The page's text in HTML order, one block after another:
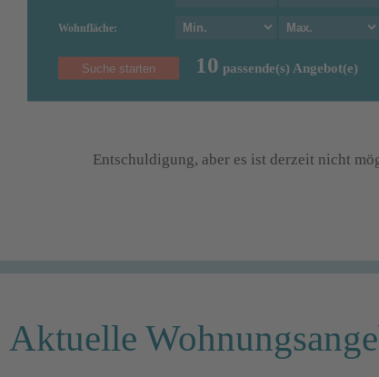
Wohnfläche:
10 passende(s) Angebot(e)
Entschuldigung, aber es ist derzeit nicht
Aktuelle